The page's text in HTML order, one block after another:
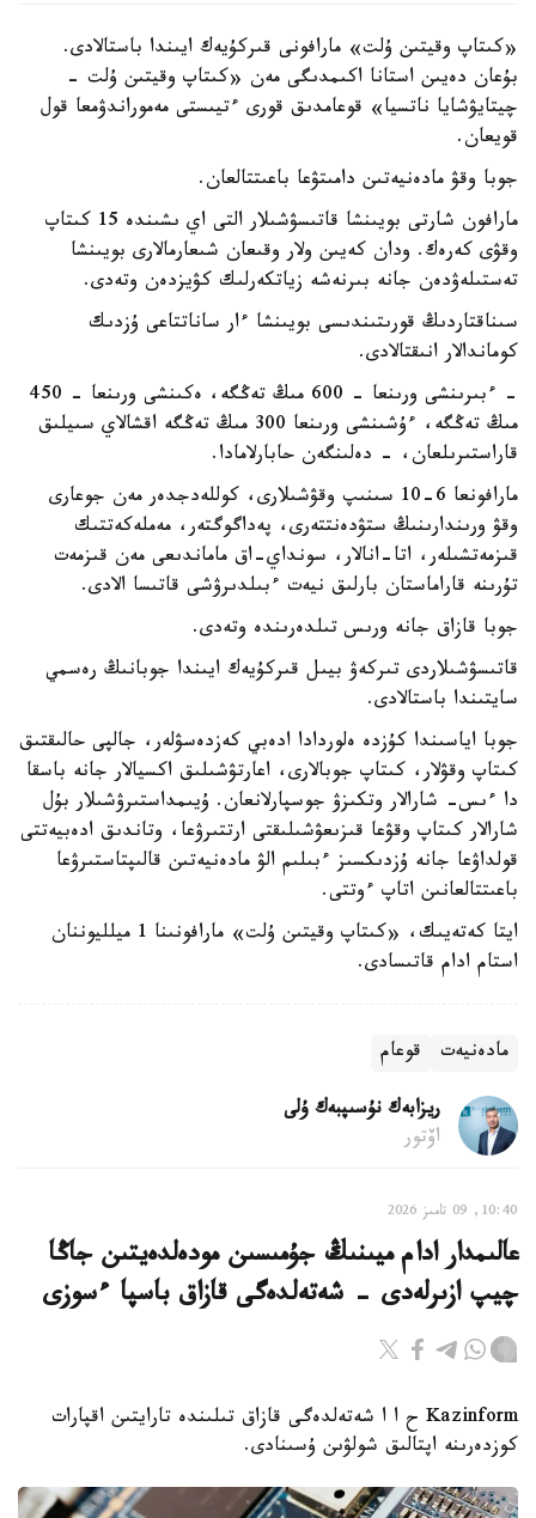
«كىتاپ وقيتىن ۇلت» مارافونى قىركۇيەك ايىندا باستالادى.
بۇعان دەيىن استانا اكىمدىگى مەن «كىتاپ وقيتىن ۇلت -
چيتايۋشايا ناتسيا» قوعامدىق قورى ءتيىستى مەموراندۋمعا قول
قويعان.
جوبا وقۋ مادەنيەتىن دامىتۋعا باعىتتالعان.
مارافون شارتى بويىنشا قاتىسۋشىلار التى اي ىشىندە 15 كىتاپ
وقۋى كەرەك. ودان كەيىن ولار وقىعان شىعارمالارى بويىنشا
تەستىلەۋدەن جانە بىرنەشە زياتكەرلىك كۋيزدەن وتەدى.
سىناقتاردىڭ قورىتىندىسى بويىنشا ءار ساناتتاعى ۇزدىك
كوماندالار انىقتالادى.
- ءبىرىنشى ورىنعا - 600 مىڭ تەڭگە، ەكىنشى ورىنعا - 450
مىڭ تەڭگە، ءۇشىنشى ورىنعا 300 مىڭ تەڭگە اقشالاي سىيلىق
قاراستىرىلعان، - دەلىنگەن حابارلامادا.
مارافونعا 6-10 سىنىپ وقۋشىلارى، كوللەدجدەر مەن جوعارى
وقۋ ورىندارىنىڭ ستۋدەنتتەرى، پەداگوگتەر، مەملەكەتتىك
قىزمەتشىلەر، اتا-انالار، سونداي-اق ماماندىعى مەن قىزمەت
تۇرىنە قاراماستان بارلىق نيەت ءبىلدىرۋشى قاتىسا الادى.
جوبا قازاق جانە ورىس تىلدەرىندە وتەدى.
قاتىسۋشىلاردى تىركەۋ بيىل قىركۇيەك ايىندا جوبانىڭ رەسمي
سايتىندا باستالادى.
جوبا اياسىندا كۇزدە ەلوردادا ادەبي كەزدەسۋلەر، جالپى حالىقتىق
كىتاپ وقۋلار، كىتاپ جوبالارى، اعارتۋشىلىق اكسيالار جانە باسقا
دا ءىس- شارالار وتكىزۋ جوسپارلانعان. ۇيىمداستىرۋشىلار بۇل
شارالار كىتاپ وقۋعا قىزىعۋشىلىقتى ارتتىرۋعا، وتاندىق ادەبيەتتى
قولداۋعا جانە ۇزدىكسىز ءبىلىم الۋ مادەنيەتىن قالىپتاستىرۋعا
باعىتتالعانىن اتاپ ءوتتى.
ايتا كەتەيىك، «كىتاپ وقيتىن ۇلت» مارافونىنا 1 ميلليوننان
استام ادام قاتىسادى.
مادەنيەت قوعام
ريزابەك نۇسىپبەك ۇلى
اۆتور
10:40, 09 تامىز 2026
عالىمدار ادام ميىنىڭ جۇمىسىن مودەلدەيتىن جاڭا
چيپ ازىرلەدى - شەتەلدەگى قازاق باسپا ءسوزى
Kazinform ح ا ا شەتەلدەگى قازاق تىلىندە تارايتىن اقپارات
كوزدەرىنە اپتالىق شولۋىن ۇسىنادى.